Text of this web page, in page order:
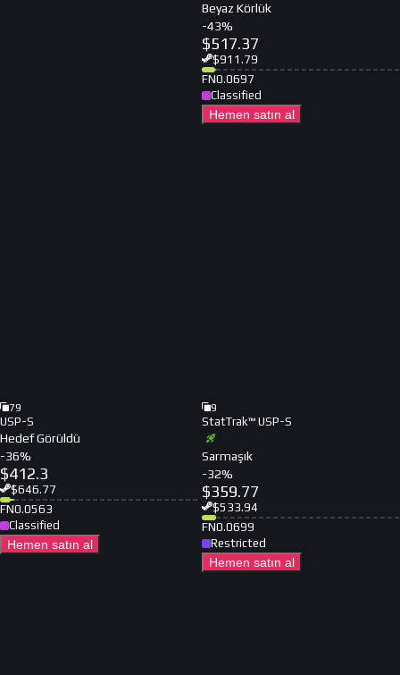
Beyaz Körlük
-43%
$517.37
$911.79
FN0.0697
Classified
Hemen satın al
79
USP-S
Hedef Görüldü
-36%
$412.3
$646.77
FN0.0563
Classified
Hemen satın al
9
StatTrak™ USP-S
Sarmaşık
-32%
$359.77
$533.94
FN0.0699
Restricted
Hemen satın al